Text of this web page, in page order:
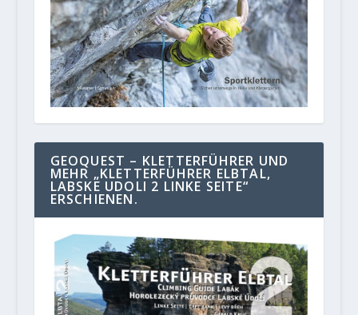
GEOQUEST – KLETTERFÜHRER UND
MEHR „KLETTERFÜHRER ELBTAL,
LABSKE UDOLI 2 LINKE SEITE“
ERSCHIENEN.